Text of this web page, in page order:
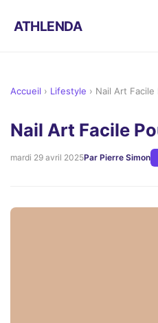
ATHLENDA
Accueil › Lifestyle › Nail Art
Nail Art Facile
mardi 29 avril 2025Par Pierre Simon